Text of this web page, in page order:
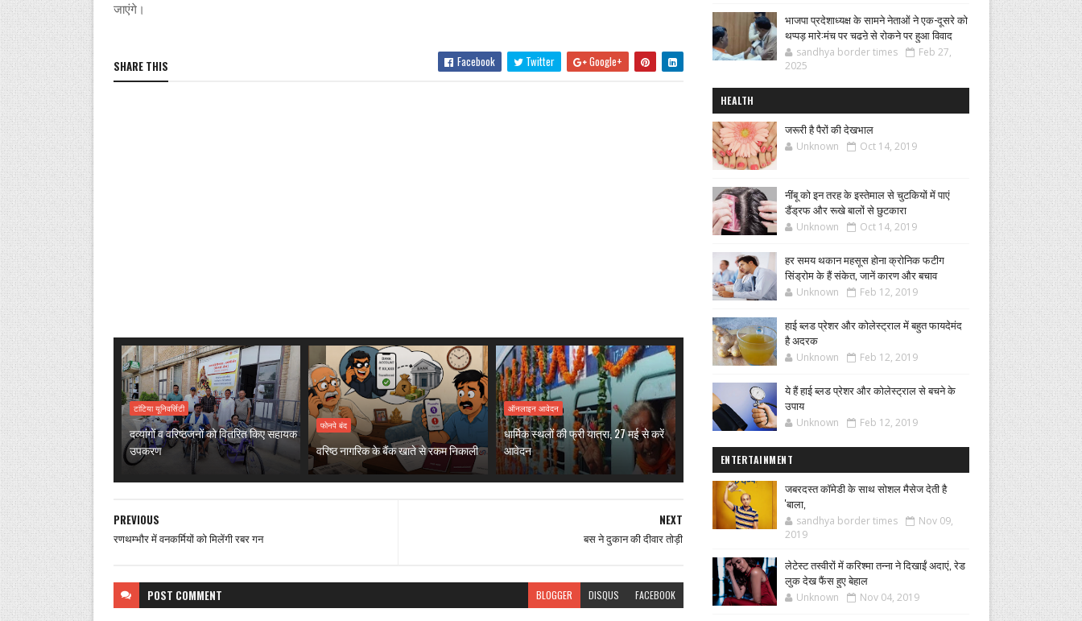
जाएंगे।
SHARE THIS Facebook Twitter Google+
टांटिया यूनिवर्सिटी
दव्यांगों व वरिष्ठजनों को वितरित किए सहायक
उपकरण
फोनपे बंद
वरिष्ठ नागरिक के बैंक खाते से रकम निकाली
ऑनलाइन आवेदन
धार्मिक स्थलों की फ्री यात्रा, 27 मई से करें
आवेदन
NEXT
बस ने दुकान की दीवार तोड़ी
PREVIOUS
रणथम्भौर में वनकर्मियों को मिलेंगी रबर गन
POST COMMENT BLOGGER DISQUS FACEBOOK
भाजपा प्रदेशाध्यक्ष के सामने नेताओं ने एक-दूसरे को
थप्पड़ मारे:मंच पर चढऩे से रोकने पर हुआ विवाद
sandhya border times
Feb 27,
2025
HEALTH
जरूरी है पैरों की देखभाल
Unknown Oct 14, 2019
नींबू को इन तरह के इस्तेमाल से चुटकियों में पाएं
डैंड्रफ और रूखे बालों से छुटकारा
Unknown Oct 14, 2019
हर समय थकान महसूस होना क्रोनिक फटीग
सिंड्रोम के हैं संकेत, जानें कारण और बचाव
Unknown Feb 12, 2019
हाई ब्लड प्रेशर और कोलेस्ट्राल में बहुत फायदेमंद
है अदरक
Unknown Feb 12, 2019
ये हैं हाई ब्लड प्रेशर और कोलेस्ट्राल से बचने के
उपाय
Unknown Feb 12, 2019
ENTERTAINMENT
जबरदस्त कॉमेडी के साथ सोशल मैसेज देती है
'बाला,
sandhya border times
Nov 09,
2019
लेटेस्ट तस्वीरों में करिश्मा तन्ना ने दिखाईं अदाएं, रेड
लुक देख फैंस हुए बेहाल
Unknown Nov 04, 2019